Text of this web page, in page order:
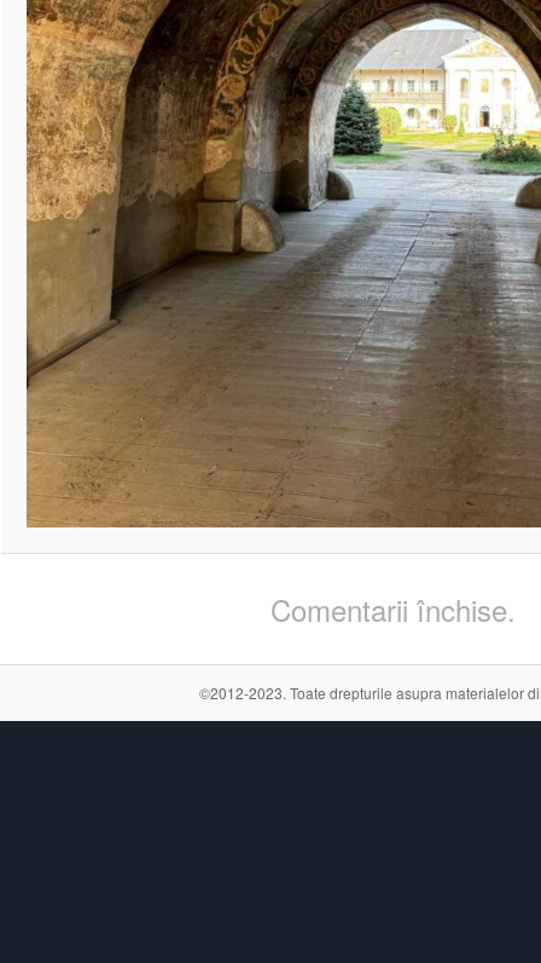
Comentarii închise.
©2012-2023. Toate drepturile asupra materialelor